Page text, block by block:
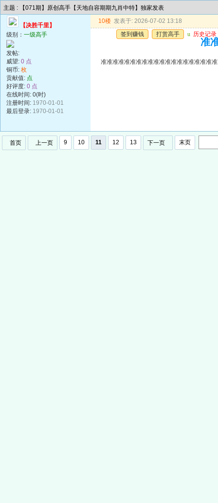
主题 : 【071期】原创高手【天地自容期期九肖中特】独家发表
【决胜千里】
级别： 一级高手
发帖:
威望: 0 点
铜币: 枚
贡献值: 点
好评度: 0 点
在线时间: 0(时)
注册时间: 1970-01-01
最后登录: 1970-01-01
10楼 发表于: 2026-07-02 13:18
签到赚钱
打赏高手 u 历史记录
准
准准准准准准准准准准准准准准准准准准准
首页 上一页 9 10 11 12 13 下一页 末页